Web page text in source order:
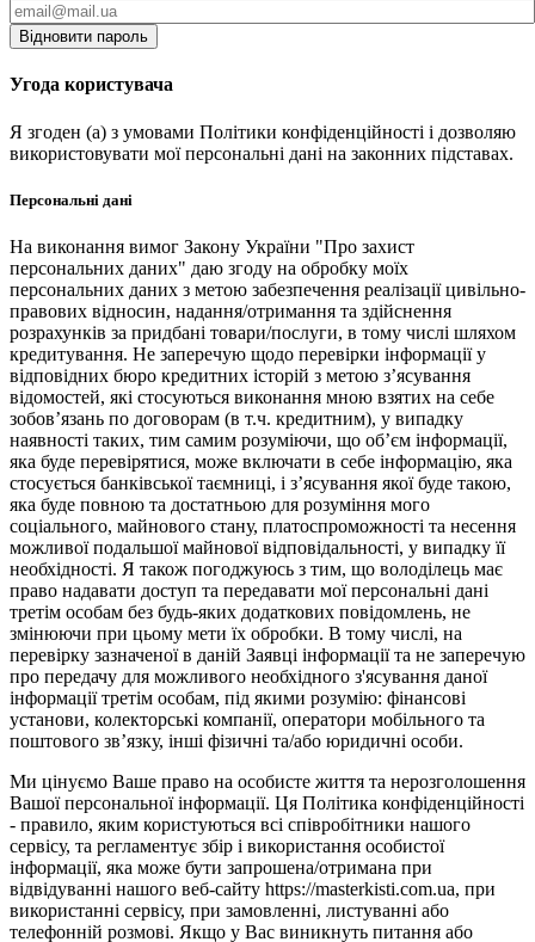
Відновити пароль
Угода користувача
Я згоден (а) з умовами Політики конфіденційності і дозволяю
використовувати мої персональні дані на законних підставах.
Персональні дані
На виконання вимог Закону України "Про захист
персональних даних" даю згоду на обробку моїх
персональних даних з метою забезпечення реалізації цивільно-
правових відносин, надання/отримання та здійснення
розрахунків за придбані товари/послуги, в тому числі шляхом
кредитування. Не заперечую щодо перевірки інформації у
відповідних бюро кредитних історій з метою з’ясування
відомостей, які стосуються виконання мною взятих на себе
зобов’язань по договорам (в т.ч. кредитним), у випадку
наявності таких, тим самим розуміючи, що об’єм інформації,
яка буде перевірятися, може включати в себе інформацію, яка
стосується банківської таємниці, і з’ясування якої буде такою,
яка буде повною та достатньою для розуміння мого
соціального, майнового стану, платоспроможності та несення
можливої подальшої майнової відповідальності, у випадку її
необхідності. Я також погоджуюсь з тим, що володілець має
право надавати доступ та передавати мої персональні дані
третім особам без будь-яких додаткових повідомлень, не
змінюючи при цьому мети їх обробки. В тому числі, на
перевірку зазначеної в даній Заявці інформації та не заперечую
про передачу для можливого необхідного з'ясування даної
інформації третім особам, під якими розумію: фінансові
установи, колекторські компанії, оператори мобільного та
поштового зв’язку, інші фізичні та/або юридичні особи.
Ми цінуємо Ваше право на особисте життя та нерозголошення
Вашої персональної інформації. Ця Політика конфіденційності
- правило, яким користуються всі співробітники нашого
сервісу, та регламентує збір і використання особистої
інформації, яка може бути запрошена/отримана при
відвідуванні нашого веб-сайту https://masterkisti.com.ua, при
використанні сервісу, при замовленні, листуванні або
телефонній розмові. Якщо у Вас виникнуть питання або